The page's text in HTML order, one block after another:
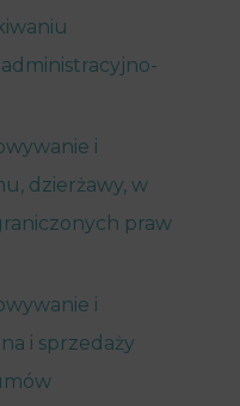
i
dzierżawy, w
praw
i
i sprzedaży